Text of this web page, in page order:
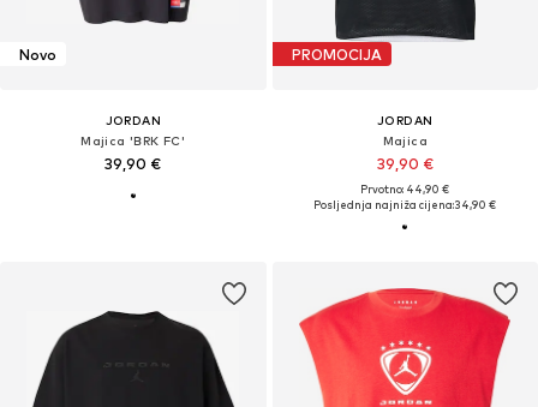
Novo
JORDAN
Majica 'BRK FC'
39,90 €
PROMOCIJA
JORDAN
Majica
39,90 €
Prvotno: 44,90 €
Posljednja najniža cijena:34,90 €